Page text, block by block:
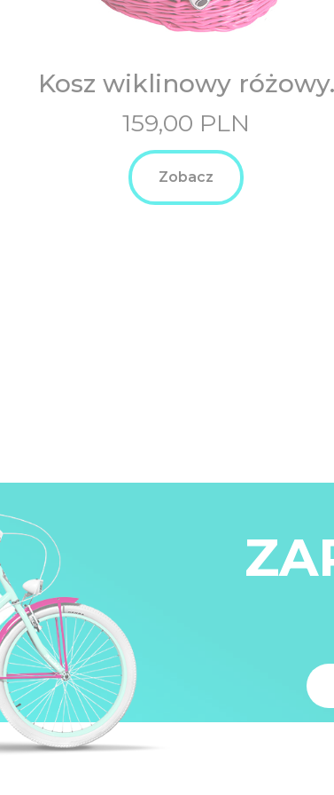
Kosz wiklinowy różowy.
159,00 PLN
Zobacz